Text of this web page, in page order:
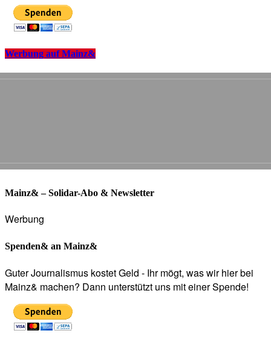
Werbung auf Mainz&
Mainz& – Solidar-Abo & Newsletter
Werbung
Spenden& an Mainz&
Guter Journalismus kostet Geld - Ihr mögt, was wir hier bei
Mainz& machen? Dann unterstützt uns mit einer Spende!